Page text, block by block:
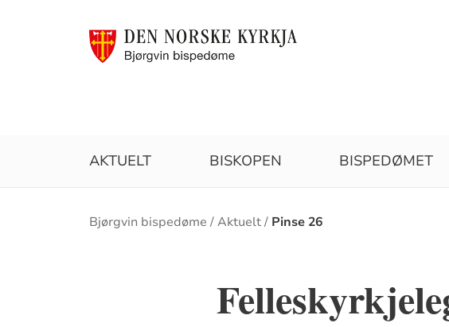
AKTUELT BISKOPEN BISPEDØMET
Brødsmulesti
Bjørgvin bispedøme Aktuelt Pinse 26